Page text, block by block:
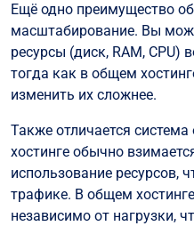
Ещё одно преимущество
масштабирование. Вы
ресурсы (диск, RAM, CPU)
тогда как в общем
изменить их сложнее.
Также отличается
хостинге обычно
использование ресурсов,
трафике. В общем
независимо от нагрузки,